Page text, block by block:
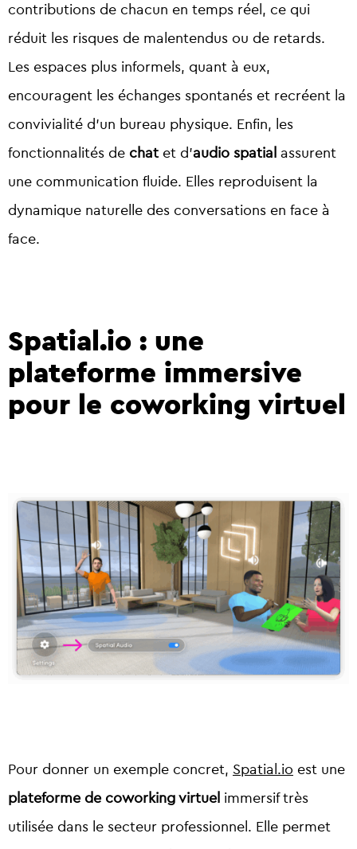
contributions de chacun en temps réel, ce qui
réduit les risques de malentendus ou de retards.
Les espaces plus informels, quant à eux,
encouragent les échanges spontanés et recréent la
convivialité d’un bureau physique. Enfin, les
fonctionnalités de chat et d’audio spatial assurent
une communication fluide. Elles reproduisent la
dynamique naturelle des conversations en face à
face.
Spatial.io : une
plateforme immersive
pour le coworking virtuel
Pour donner un exemple concret, Spatial.io est une
plateforme de coworking virtuel immersif très
utilisée dans le secteur professionnel. Elle permet